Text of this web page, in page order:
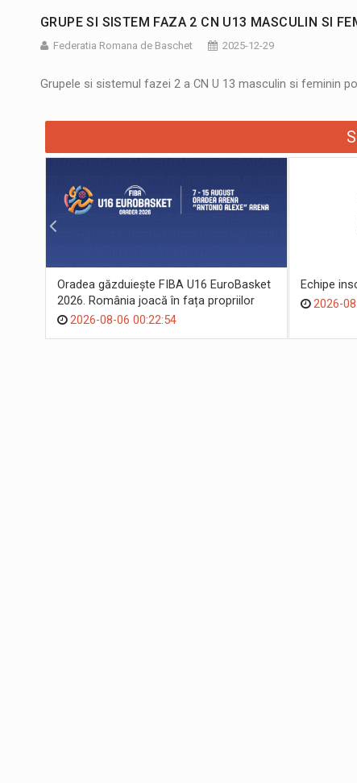
GRUPE SI SISTEM FAZA 2 CN U13 MASCULIN SI
Federatia Romana de Baschet 2025-12-29
Grupele si sistemul fazei 2 a CN U 13 masculin si feminin
Oradea găzduiește FIBA U16 EuroBasket
2026. România joacă în fața propriilor
suporteri
2026-08-06 00:22:54
Echipe
2026-